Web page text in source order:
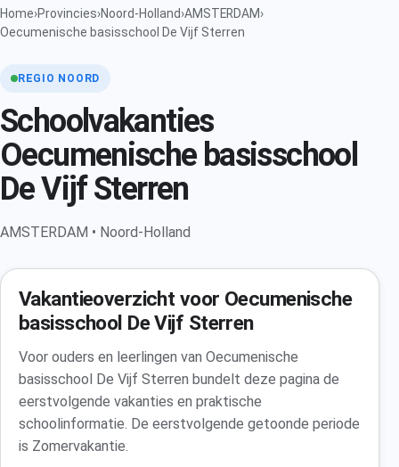
Home›Provincies›Noord-Holland›AMSTERDAM›
Oecumenische basisschool De Vijf Sterren
REGIO NOORD
Schoolvakanties
Oecumenische basisschool
De Vijf Sterren
AMSTERDAM • Noord-Holland
Vakantieoverzicht voor Oecumenische
basisschool De Vijf Sterren
Voor ouders en leerlingen van Oecumenische
basisschool De Vijf Sterren bundelt deze pagina de
eerstvolgende vakanties en praktische
schoolinformatie. De eerstvolgende getoonde periode
is Zomervakantie.